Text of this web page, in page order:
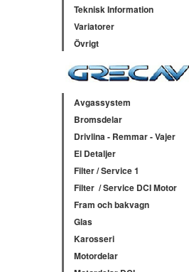
Teknisk Information
Variatorer
Övrigt
Avgassystem
Bromsdelar
Drivlina - Remmar - Vajer
El Detaljer
Filter / Service 1
Filter / Service DCI Motor
Fram och bakvagn
Glas
Karosseri
Motordelar